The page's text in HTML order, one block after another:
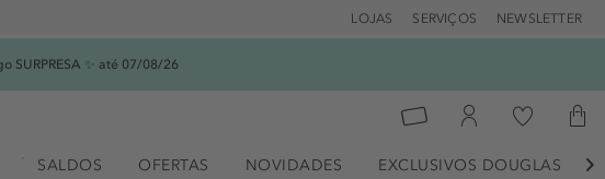
LOJAS SERVIÇOS NEWSLETTER
SURPRESA ✨ até 07/08/26
SALDOS OFERTAS NOVIDADES EXCLUSIVOS DOUGLAS 